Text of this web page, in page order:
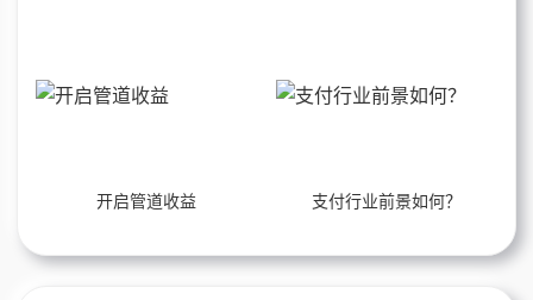
开启管道收益 支付行业前景如何？